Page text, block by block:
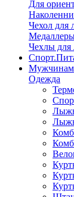
Для
Чехол для
Чехлы для
Мужчинам
Одежда